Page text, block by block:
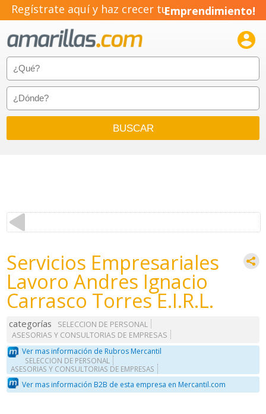
Regístrate aquí y haz crecer tuEmprendimiento!

Servicios Empresariales
Lavoro Andres Ignacio
Carrasco Torres E.I.R.L.
categorías
SELECCION DE PERSONAL
ASESORIAS Y CONSULTORIAS DE EMPRESAS
Ver mas información de Rubros Mercantil
SELECCION DE PERSONAL
ASESORIAS Y CONSULTORIAS DE EMPRESAS
Ver mas información B2B de esta empresa en Mercantil.com